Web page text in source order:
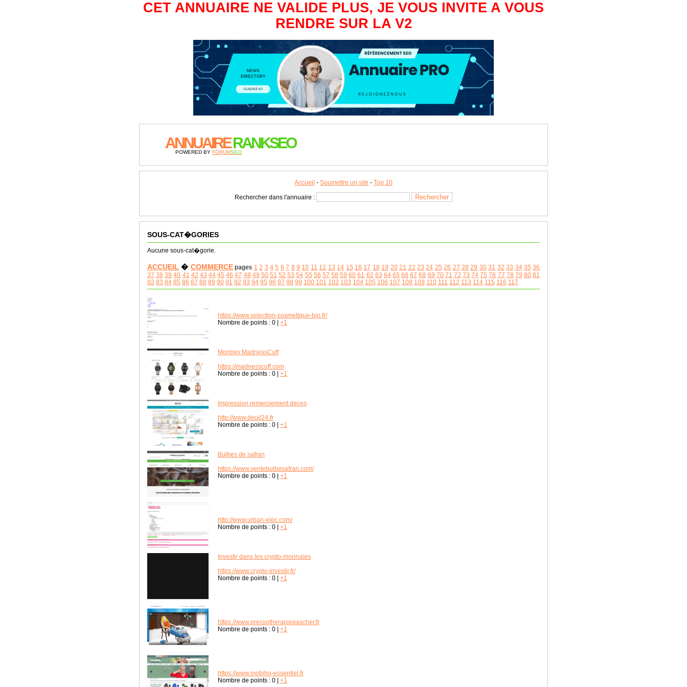
CET ANNUAIRE NE VALIDE PLUS, JE VOUS INVITE A VOUS
RENDRE SUR LA V2
ANNUAIRERANKSEO
POWERED BY FORUMSEO
Accueil - Soumettre un site - Top 10
Rechercher dans l'annuaire :
SOUS-CAT�GORIES
Aucune sous-cat�gorie.
ACCUEIL � COMMERCEpages 1 2 3 4 5 6 7 8 9 10 11 12 13 14 15 16 17 18 19 20 21 22 23 24 25 26 27 28 29 30 31 32 33 34 35 36
37 38 39 40 41 42 43 44 45 46 47 48 49 50 51 52 53 54 55 56 57 58 59 60 61 62 63 64 65 66 67 68 69 70 71 72 73 74 75 76 77 78 79 80 81
82 83 84 85 86 87 88 89 90 91 92 93 94 95 96 97 98 99 100 101 102 103 104 105 106 107 108 109 110 111 112 113 114 115 116 117
https://www.selection-cosmetique-bio.fr/
Nombre de points : 0 +1
Montres MadnessCuff
https://madnesscuff.com
Nombre de points : 0 +1
Impression remerciement deces
http://www.deuil24.fr
Nombre de points : 0 +1
Bulbes de safran
https://www.ventebulbesafran.com/
Nombre de points : 0 +1
http://www.urban-elec.com/
Nombre de points : 0 +1
Investir dans les crypto-monnaies
https://www.crypto-investir.fr/
Nombre de points : 0 +1
https://www.pressotherapiepascher.fr
Nombre de points : 0 +1
https://www.mobiho-essentiel.fr
Nombre de points : 0 +1